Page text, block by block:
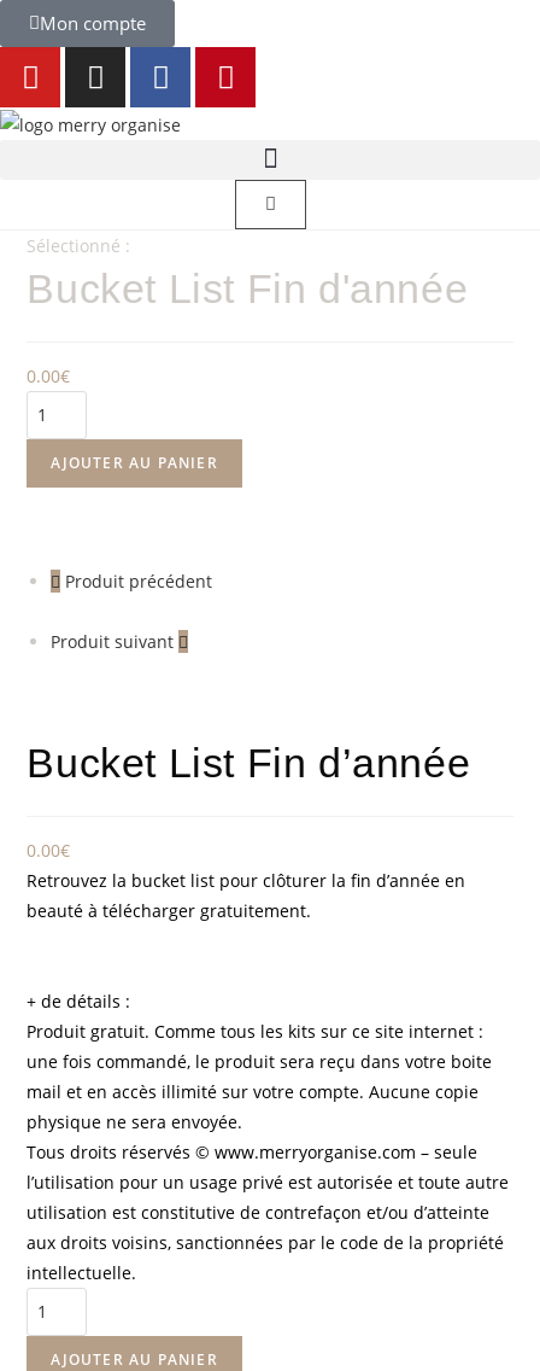
Mon compte
Sélectionné :
Bucket List Fin d'année
0.00€
AJOUTER AU PANIER
Produit précédent
Produit suivant
Bucket List Fin d’année
0.00€
Retrouvez la bucket list pour clôturer la fin d’année en
beauté à télécharger gratuitement.
+ de détails :
Produit gratuit. Comme tous les kits sur ce site internet :
une fois commandé, le produit sera reçu dans votre boite
mail et en accès illimité sur votre compte. Aucune copie
physique ne sera envoyée.
Tous droits réservés ©www.merryorganise.com –seule
l’utilisation pour un usage privé est autorisée et toute autre
utilisation est constitutive de contrefaçon et/ou d’atteinte
aux droits voisins, sanctionnées par le code de la propriété
intellectuelle.
AJOUTER AU PANIER